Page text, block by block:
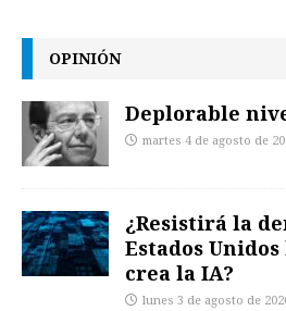
OPINIÓN
Deplorable
martes 4 de agosto de
¿Resistirá la
Estados
crea la IA?
lunes 3 de agosto de